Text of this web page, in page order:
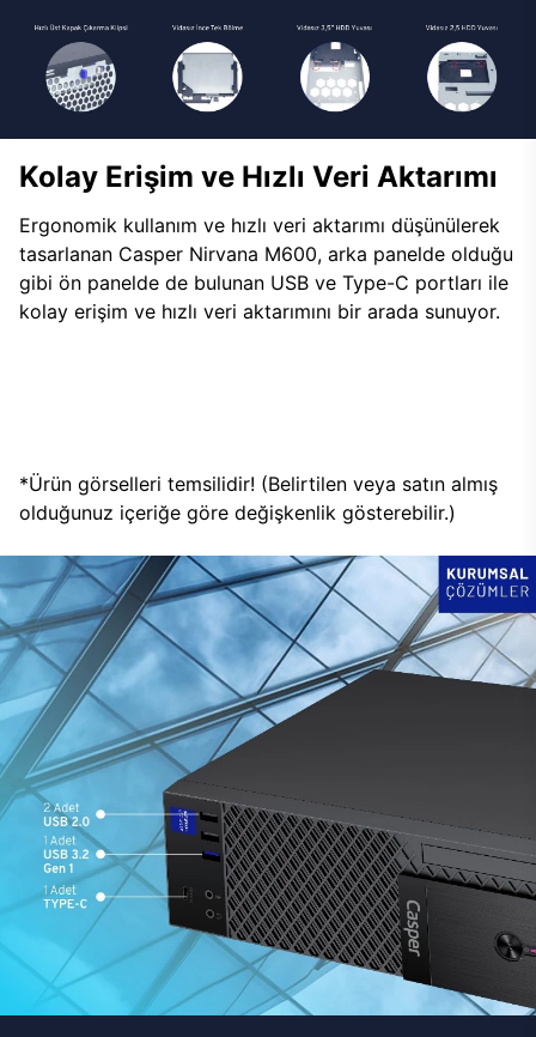
Kolay Erişim ve Hızlı Veri Aktarımı
Ergonomik kullanım ve hızlı veri aktarımı düşünülerek
tasarlanan Casper Nirvana M600, arka panelde olduğu
gibi ön panelde de bulunan USB ve Type-C portları ile
kolay erişim ve hızlı veri aktarımını bir arada sunuyor.
*Ürün görselleri temsilidir! (Belirtilen veya satın almış
olduğunuz içeriğe göre değişkenlik gösterebilir.)